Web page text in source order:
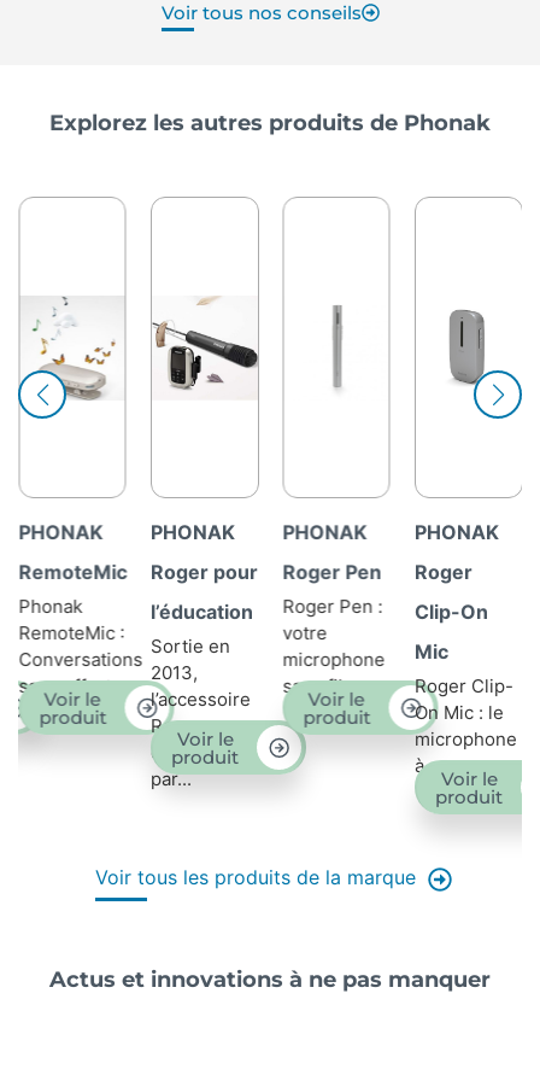
Voir tous nos conseils
Explorez les autres produits de Phonak
PHONAK
RemoteMic
Phonak
RemoteMic :
Conversations
sans effort
dans...
Voir le
produit
PHONAK
Roger pour
l’éducation
Sortie en
2013,
l’accessoire
Roger
développé
par...
Voir le
produit
PHONAK
Roger Pen
Roger Pen :
votre
microphone
sans fil...
Voir le
produit
PHONAK
Roger
Clip-On
Mic
Roger Clip-
On Mic : le
microphone
à...
Voir le
produit
Voir tous les produits de la marque
Actus et innovations à ne pas manquer